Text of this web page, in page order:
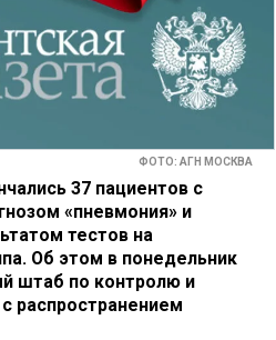
ФОТО: АГН МОСКВА
37 пациентов с
«пневмония» и
тестов на
Об этом в понедельник
штаб по контролю и
распространением